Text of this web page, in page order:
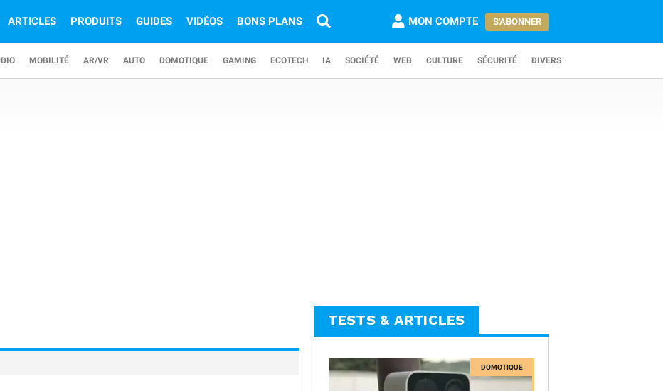
ARTICLES PRODUITS GUIDES VIDÉOS BONS PLANS MON COMPTE S'ABONNER
MOBILITÉ AR/VR AUTO DOMOTIQUE GAMING ECOTECH IA SOCIÉTÉ WEB CULTURE SÉCURITÉ DIVERS
TESTS & ARTICLES